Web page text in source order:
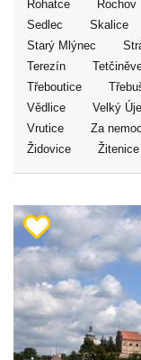
Rohatce Rochov
Sedlec
Skalice
Starý Mlýnec
Terezín
Třeboutice
Vědlice
Velký
Vrutice
Za
Židovice
Žitenice